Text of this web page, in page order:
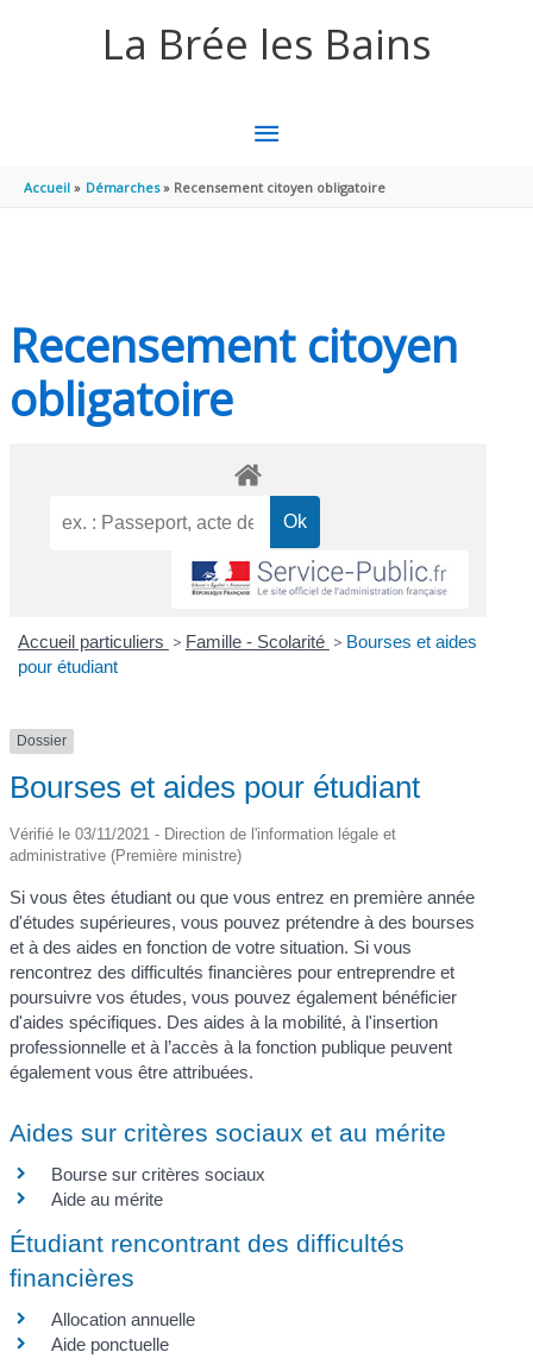
La Brée les Bains
MENU
PRINCIPAL
Accueil Démarches Recensement citoyen obligatoire
Recensement citoyen
obligatoire
Accueil particuliers > Famille - Scolarité > Bourses et aides
pour étudiant
Dossier
Bourses et aides pour étudiant
Vérifié le 03/11/2021 - Direction de l'information légale et
administrative (Première ministre)
Si vous êtes étudiant ou que vous entrez en première année
d'études supérieures, vous pouvez prétendre à des bourses
et à des aides en fonction de votre situation. Si vous
rencontrez des difficultés financières pour entreprendre et
poursuivre vos études, vous pouvez également bénéficier
d'aides spécifiques. Des aides à la mobilité, à l'insertion
professionnelle et à l’accès à la fonction publique peuvent
également vous être attribuées.
Aides sur critères sociaux et au mérite
Bourse sur critères sociaux
Aide au mérite
Étudiant rencontrant des difficultés
financières
Allocation annuelle
Aide ponctuelle